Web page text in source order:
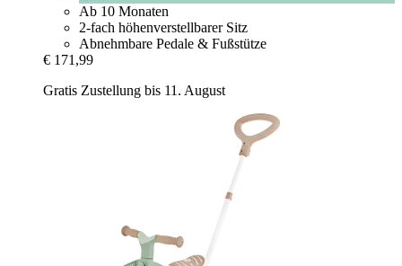
Ab 10 Monaten
2-fach höhenverstellbarer Sitz
Abnehmbare Pedale & Fußstütze
€ 171,99
Gratis Zustellung bis 11. August